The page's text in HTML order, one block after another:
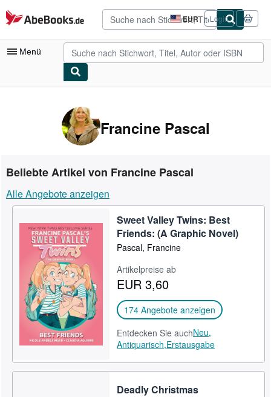
Zum Hauptinhalt
AbeBooks.de EUR
Seite
der
Einkaufseinstellungen.
Login
Menü
Meine Bestellungen
Kunst & Sammlerstücke
Verkäufer
Verkäufer werden
SCHLIESSEN
Francine Pascal
Beliebte Artikel von Francine Pascal
Alle Angebote anzeigen
Sweet Valley Twins: Best
Friends: (A Graphic Novel)
Pascal, Francine
Artikelpreise ab
EUR 3,60
174 Angebote anzeigen
Entdecken Sie auchNeu,
Antiquarisch,Erstausgabe
Deadly Christmas